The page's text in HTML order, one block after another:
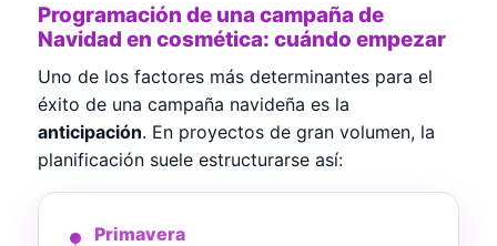
Programación de una campaña de
Navidad en cosmética: cuándo empezar
Uno de los factores más determinantes para el
éxito de una campaña navideña es la
anticipación. En proyectos de gran volumen, la
planificación suele estructurarse así:
Primavera